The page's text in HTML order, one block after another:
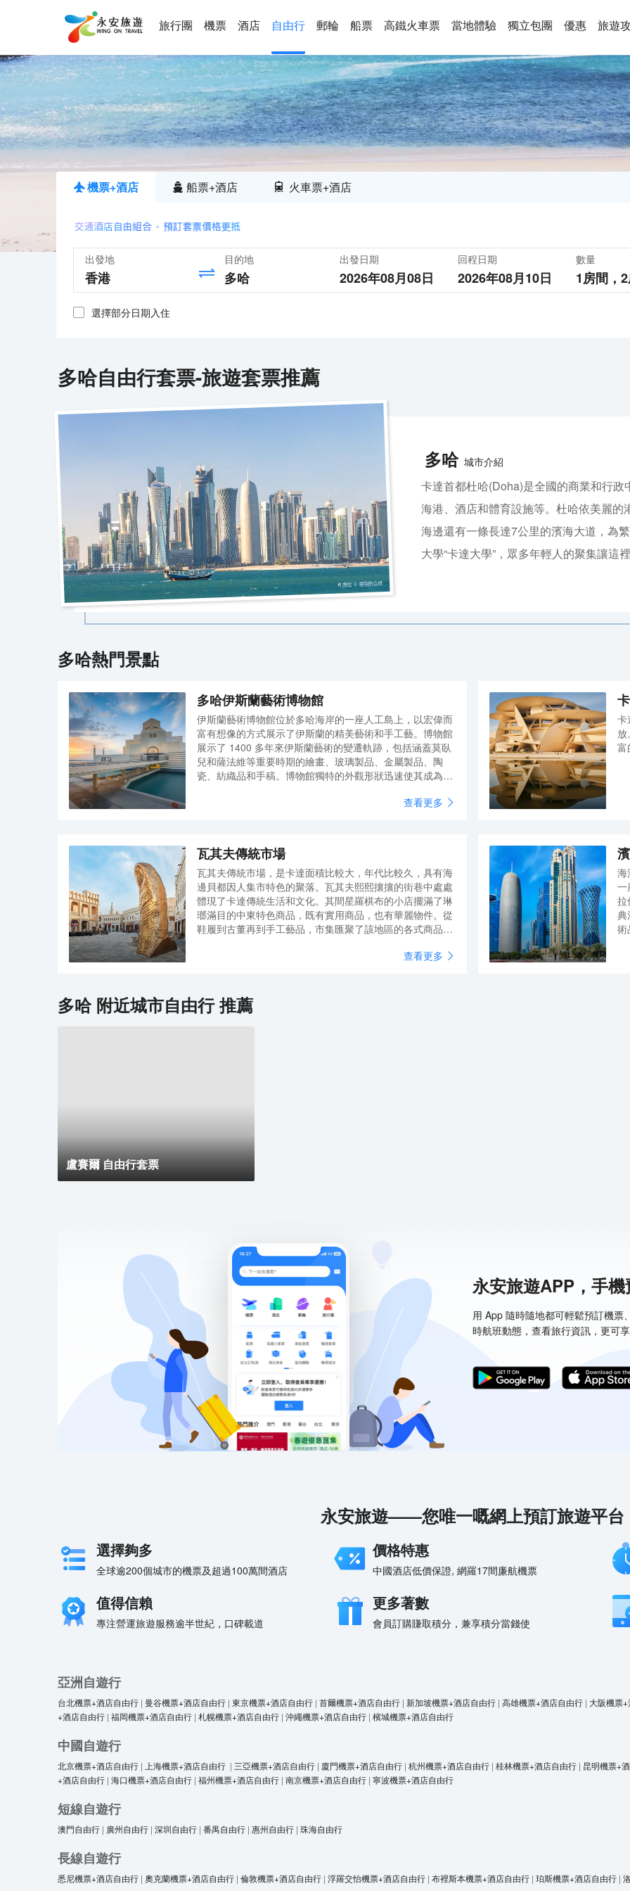
旅行團 機票 酒店 自由行 郵輪 船票 高鐵火車票 當地體驗 獨立包團 優惠 旅遊
機票+酒店 船票+酒店 火車票+酒店
出發地 目的地 出發日期
2026年08月08日
回程日期
2026年08月10日
數量
1房間， 2
選擇部分日期入住
多哈自由行套票-旅遊套票推薦
多哈 城市介紹
卡達首都杜哈(Doha)是全國的商業和行政
海港、酒店和體育設施等。杜哈依美麗
海邊還有一條長達7公里的濱海大道，為
大學“卡達大學”，眾多年輕人的聚集讓這
多哈熱門景點
多哈伊斯蘭藝術博物館
伊斯蘭藝術博物館位於多哈海岸的一座人工島上，以宏偉而
富有想像的方式展示了伊斯蘭的精美藝術和手工藝。博物館
展示了 1400 多年來伊斯蘭藝術的變遷軌跡，包括涵蓋莫臥
兒和薩法維等重要時期的繪畫、玻璃製品、金屬製品、陶
瓷、紡織品和手稿。博物館獨特的外觀形狀迅速使其成為多
主建築、側翼和大庭院組成。主體建築高五層，包括陶瓷工
是 9 世紀的白色陶瓷碗和 10 世紀的母羊形狀的青銅噴泉
頭。
查看更多
卡
富
瓦其夫傳統市場
瓦其夫傳統市場，是卡達面積比較大，年代比較久，具有海
邊貝都因人集市特色的聚落。瓦其夫熙熙攘攘的街巷中處處
體現了卡達傳統生活和文化。其間星羅棋布的小店擺滿了琳
瑯滿目的中東特色商品，既有實用商品，也有華麗物件。從
鞋履到古董再到手工藝品，市集匯聚了該地區的各式商品，
針織布料、毛毯、木製家具以及鄰近工坊製作的玻璃裝飾品
查看更多
海
一
拉
典
術
多哈附近城市自由行 推薦
盧賽爾 自由行套票
永安旅遊APP，手機
用 App 隨時隨地都可輕鬆預訂機票
時航班動態，查看旅行資訊，更可
永安旅遊——您唯一嘅網上預訂旅遊平台
選擇夠多
全球逾200個城市的機票及超過100萬間酒店
價格特惠
中國酒店低價保證, 網羅17間廉航機票
值得信賴
專注營運旅遊服務逾半世紀，口碑載道
更多著數
會員訂購賺取積分，兼享積分當錢使
亞洲自遊行
台北機票+酒店自由行 | 曼谷機票+酒店自由行 | 東京機票+酒店自由行 | 首爾機票+酒店自由行 | 新加坡機票+酒店自由行 | 高雄機票+酒店自由行 | 大阪機票
+酒店自由行 | 福岡機票+酒店自由行 | 札幌機票+酒店自由行 | 沖繩機票+酒店自由行 | 檳城機票+酒店自由行
中國自遊行
北京機票+酒店自由行 | 上海機票+酒店自由行 | 三亞機票+酒店自由行 | 廈門機票+酒店自由行 | 杭州機票+酒店自由行 | 桂林機票+酒店自由行 | 昆明機票+
+酒店自由行 | 海口機票+酒店自由行 | 福州機票+酒店自由行 | 南京機票+酒店自由行 | 寧波機票+酒店自由行
短線自遊行
澳門自由行 | 廣州自由行 | 深圳自由行 | 番禺自由行 | 惠州自由行 | 珠海自由行
長線自遊行
悉尼機票+酒店自由行 | 奧克蘭機票+酒店自由行 | 倫敦機票+酒店自由行 | 浮羅交怡機票+酒店自由行 | 布裡斯本機票+酒店自由行 | 珀斯機票+酒店自由行 |